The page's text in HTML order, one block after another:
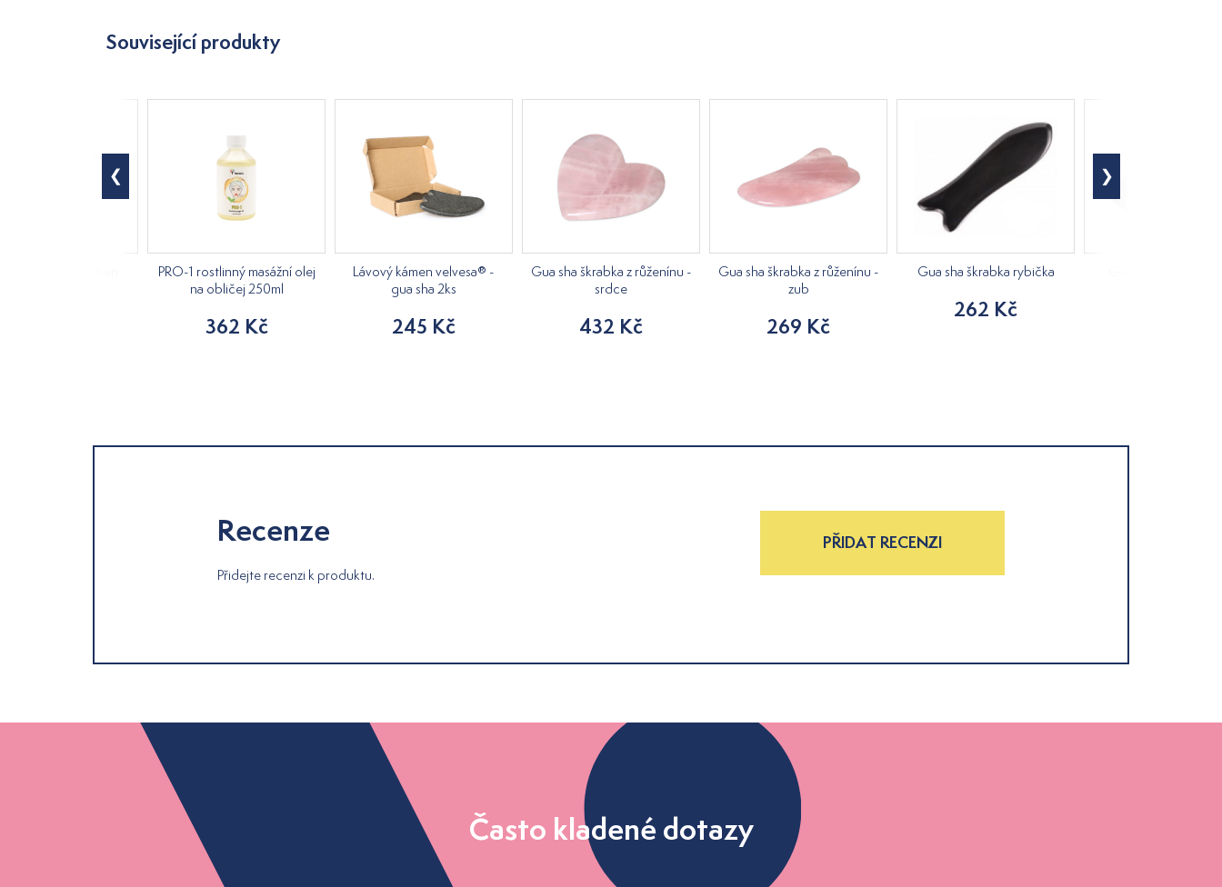
Související produkty
PRO-1 rostlinný masážní olej
na obličej 250ml
362 Kč
Lávový kámen velvesa® -
gua sha 2ks
245 Kč
Gua sha škrabka z růženínu -
srdce
432 Kč
Gua sha škrabka z růženínu -
zub
269 Kč
Gua sha škrabka rybička
262 Kč
Recenze
Přidejte recenzi k produktu.
PŘIDAT RECENZI
Často kladené dotazy